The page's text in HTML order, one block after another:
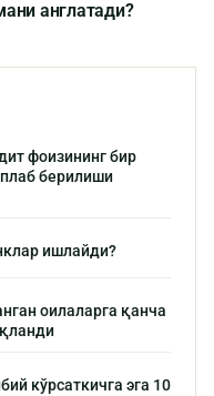
англатади?
фоизининг бир
берилиши
ишлайди?
оилаларга қанча
кўрсаткичга эга 10